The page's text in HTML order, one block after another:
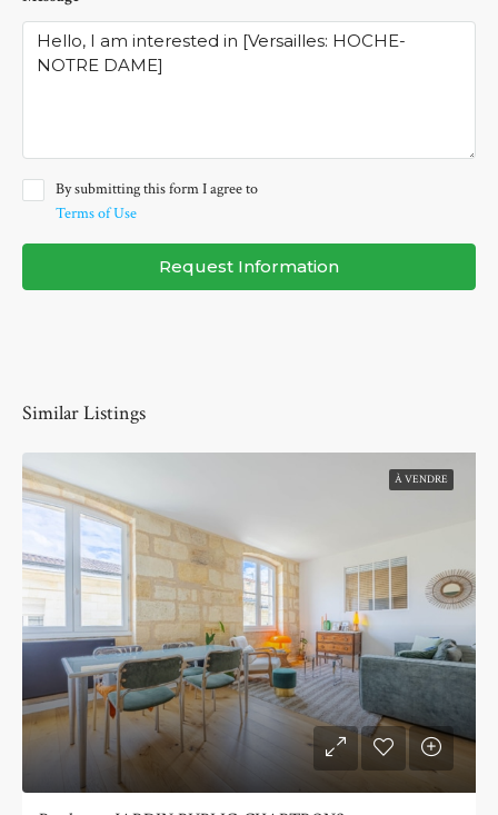
By submitting this form I agree to
Terms of Use
Request Information
Similar Listings
À VENDRE